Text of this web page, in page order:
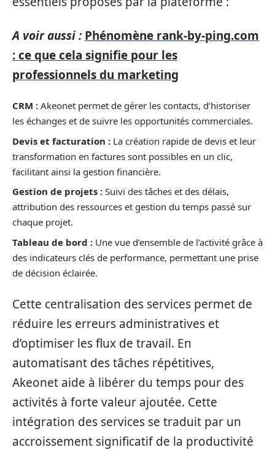
A voir aussi : Phénomène rank-by-ping.com
: ce que cela signifie pour les
professionnels du marketing
CRM : Akeonet permet de gérer les contacts, d’historiser
les échanges et de suivre les opportunités commerciales.
Devis et facturation : La création rapide de devis et leur
transformation en factures sont possibles en un clic,
facilitant ainsi la gestion financière.
Gestion de projets : Suivi des tâches et des délais,
attribution des ressources et gestion du temps passé sur
chaque projet.
Tableau de bord : Une vue d’ensemble de l’activité grâce à
des indicateurs clés de performance, permettant une prise
de décision éclairée.
Cette centralisation des services permet de
réduire les erreurs administratives et
d’optimiser les flux de travail. En
automatisant des tâches répétitives,
Akeonet aide à libérer du temps pour des
activités à forte valeur ajoutée. Cette
intégration des services se traduit par un
accroissement significatif de la productivité